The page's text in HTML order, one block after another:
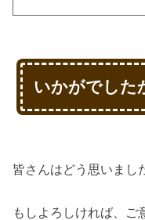
いかがでした
皆さんはどう思いまし
もしよろしければ、ご